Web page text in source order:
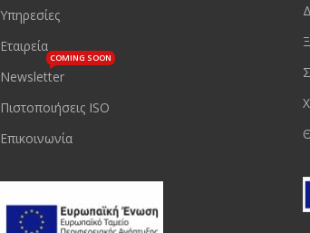
Υπηρεσίες
Εταιρεία
Newsletter
COMING SOON
Πιστοποιήσεις ISO
Επικοινωνία